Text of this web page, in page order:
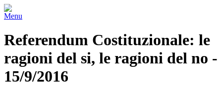
Menu
Referendum Costituzionale: le
ragioni del si, le ragioni del no -
15/9/2016